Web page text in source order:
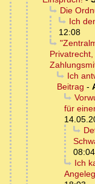
Die
Ich
12:08
Ich
Beitrag -
für
08:04
Ich